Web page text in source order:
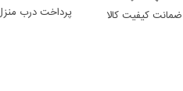
ضمانت کیفیت کالا پرداخت درب